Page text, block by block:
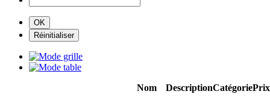
Nom DescriptionCatégoriePrix